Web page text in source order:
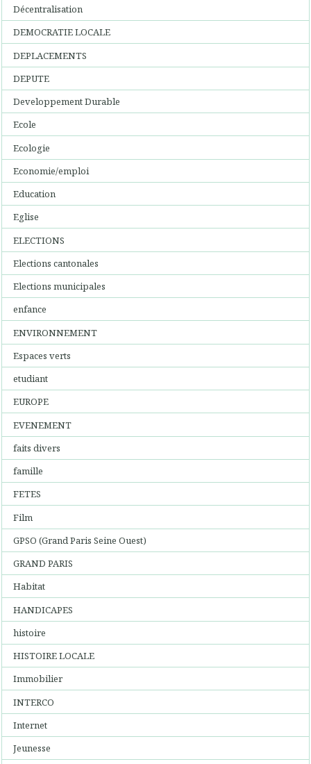
Décentralisation
DEMOCRATIE LOCALE
DEPLACEMENTS
DEPUTE
Developpement Durable
Ecole
Ecologie
Economie/emploi
Education
Eglise
ELECTIONS
Elections cantonales
Elections municipales
enfance
ENVIRONNEMENT
Espaces verts
etudiant
EUROPE
EVENEMENT
faits divers
famille
FETES
Film
GPSO (Grand Paris Seine Ouest)
GRAND PARIS
Habitat
HANDICAPES
histoire
HISTOIRE LOCALE
Immobilier
INTERCO
Internet
Jeunesse